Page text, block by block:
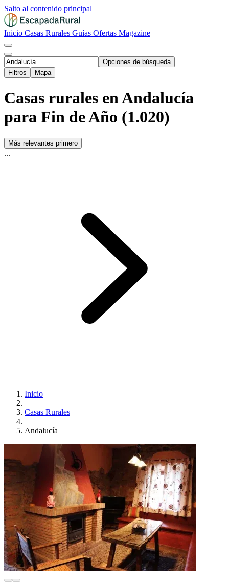
Salto al contenido principal
Inicio Casas Rurales Guías Ofertas Magazine
Opciones de búsqueda
Filtros
Mapa
Casas rurales en Andalucía
para Fin de Año (1.020)
Más relevantes primero
...
Inicio
Casas Rurales
Andalucía